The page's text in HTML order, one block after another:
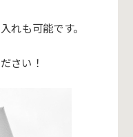
れも可能です。
さい！